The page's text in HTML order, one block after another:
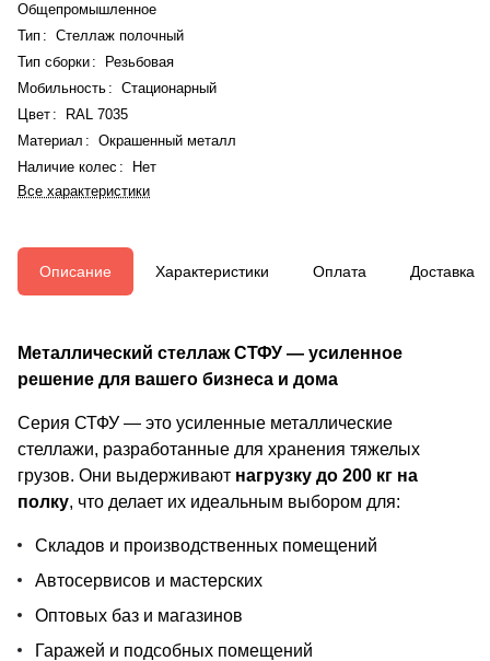
Общепромышленное
Тип : Стеллаж полочный
Тип сборки:
Резьбовая
Мобильность : Стационарный
Цвет :
RAL 7035
Материал : Окрашенный металл
Наличие колес :
Нет
Все характеристики
Описание Характеристики Оплата Доставка
Металлический стеллаж СТФУ — усиленное
решение для вашего бизнеса и дома
Серия СТФУ — это усиленные металлические
стеллажи, разработанные для хранения тяжелых
грузов. Они выдерживают нагрузку до 200 кг на
полку, что делает их идеальным выбором для:
Складов и производственных помещений
Автосервисов и мастерских
Оптовых баз и магазинов
Гаражей и подсобных помещений